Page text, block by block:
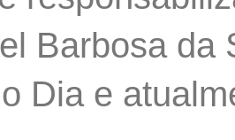
Barbosa da
Dia e